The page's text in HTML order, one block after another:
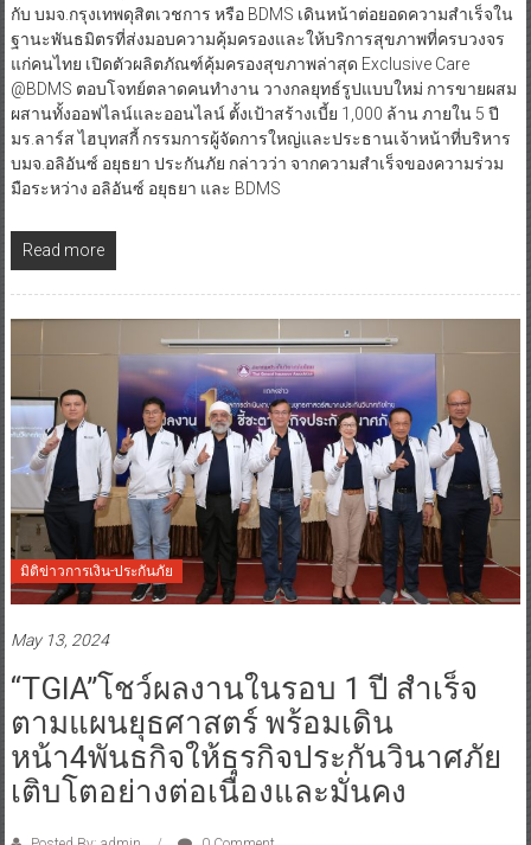
กับ บมจ.กรุงเทพดุสิตเวชการ หรือ BDMS เดินหน้าต่อยอดความสำเร็จใน
ฐานะพันธมิตรที่ส่งมอบความคุ้มครองและให้บริการสุขภาพที่ครบวงจร
แก่คนไทย เปิดตัวผลิตภัณฑ์คุ้มครองสุขภาพล่าสุด Exclusive Care
@BDMS ตอบโจทย์ตลาดคนทำงาน วางกลยุทธ์รูปแบบใหม่ การขายผสม
ผสานทั้งออฟไลน์และออนไลน์ ตั้งเป้าสร้างเบี้ย 1,000 ล้าน ภายใน 5 ปี
มร.ลาร์ส ไฮบุทสกี้ กรรมการผู้จัดการใหญ่และประธานเจ้าหน้าที่บริหาร
บมจ.อลิอันซ์ อยุธยา ประกันภัย กล่าวว่า จากความสำเร็จของความร่วม
มือระหว่าง อลิอันซ์ อยุธยา และ BDMS
Read more
มิติข่าวการเงิน-ประกันภัย
May 13, 2024
“TGIA”โชว์ผลงานในรอบ 1 ปี สำเร็จ
ตามแผนยุธศาสตร์ พร้อมเดิน
หน้า4พันธกิจให้ธุรกิจประกันวินาศภัย
เติบโตอย่างต่อเนื่องและมั่นคง